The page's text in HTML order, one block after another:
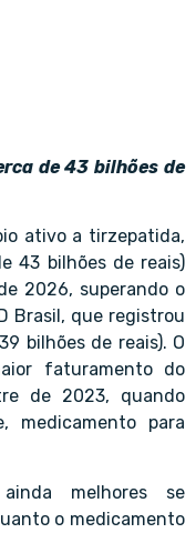
de 43 bilhões de
ativo a tirzepatida,
43 bilhões de reais)
2026, superando o
Brasil, que registrou
bilhões de reais). O
faturamento do
de 2023, quando
medicamento para
melhores se
o medicamento